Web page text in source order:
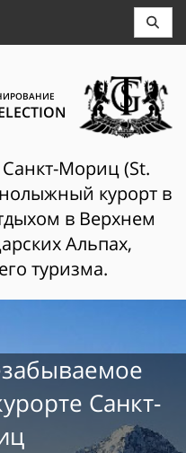
Мориц (St.
курорт в
в Верхнем
Альпах,
туризма.
Санкт-